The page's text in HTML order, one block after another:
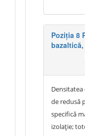
plastifianți
conform
maxim 25
„Adeziv
echivalent
ciment,
umpluturi
12004-1,
Poziția 8
bazaltică,
de redusă
specifică
izolație;